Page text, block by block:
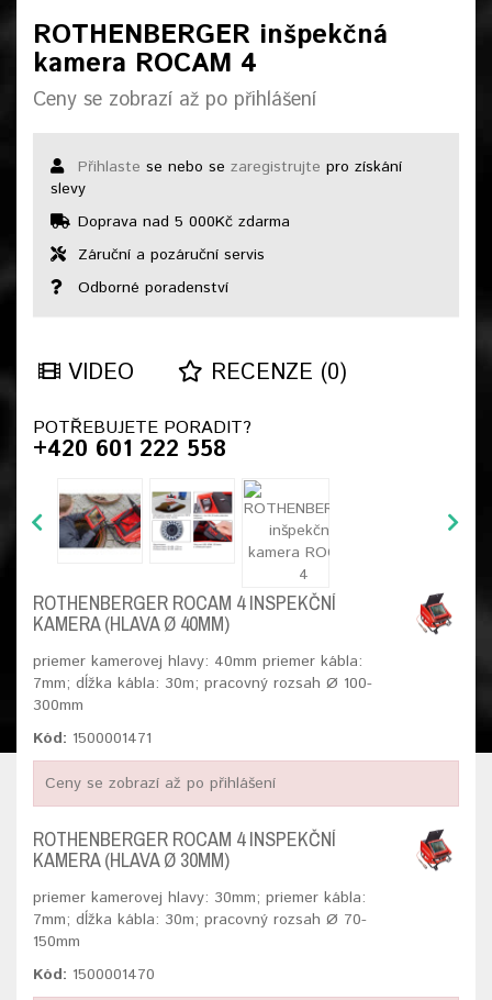
ROTHENBERGER inšpekčná
kamera ROCAM 4
Ceny se zobrazí až po přihlášení
Přihlaste se nebo se zaregistrujte pro získání
slevy
Doprava nad 5 000Kč zdarma
Záruční a pozáruční servis
Odborné poradenství
VIDEO RECENZE (0)
POTŘEBUJETE PORADIT?
+420 601 222 558
ROTHENBERGER ROCAM 4 INSPEKČNÍ
KAMERA (HLAVA Ø 40MM)
priemer kamerovej hlavy: 40mm priemer kábla:
7mm; dĺžka kábla: 30m; pracovný rozsah Ø 100-
300mm
Kód: 1500001471
Ceny se zobrazí až po přihlášení
ROTHENBERGER ROCAM 4 INSPEKČNÍ
KAMERA (HLAVA Ø 30MM)
priemer kamerovej hlavy: 30mm; priemer kábla:
7mm; dĺžka kábla: 30m; pracovný rozsah Ø 70-
150mm
Kód: 1500001470